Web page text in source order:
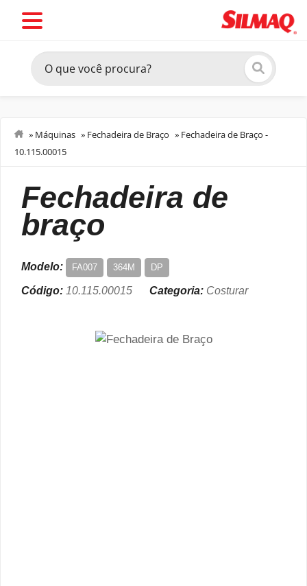
» Máquinas » Fechadeira de Braço » Fechadeira de Braço -
10.115.00015
fechadeira de
braço
Modelo: FA007 364M DP
Código: 10.115.00015 Categoria: Costurar